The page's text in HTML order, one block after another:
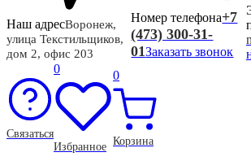
Наш адресВоронеж,
улица Текстильщиков,
дом 2, офис 203
Номер телефона+7
(473) 300-31-
01Заказать звонок
Связаться
0
Избранное
0
Корзина